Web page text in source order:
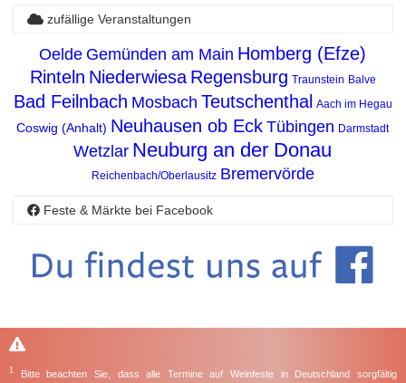
zufällige Veranstaltungen
Oelde Gemünden am Main Homberg (Efze)
Rinteln Niederwiesa Regensburg Traunstein Balve
Bad Feilnbach Mosbach Teutschenthal Aach im Hegau
Coswig (Anhalt) Neuhausen ob Eck Tübingen Darmstadt
Wetzlar Neuburg an der Donau
Reichenbach/Oberlausitz Bremervörde
Feste & Märkte bei Facebook
1 Bitte beachten Sie, dass alle Termine auf Weinfeste in Deutschland sorgfältig